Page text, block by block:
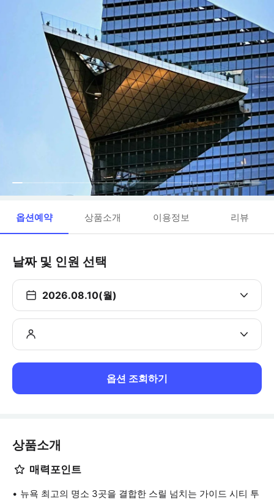
옵션예약 상품소개 이용정보 리뷰
날짜 및 인원 선택
2026.08.10(월)
옵션 조회하기
상품소개
매력포인트
뉴욕 최고의 명소 3곳을 결합한 스릴 넘치는 가이드 시티 투